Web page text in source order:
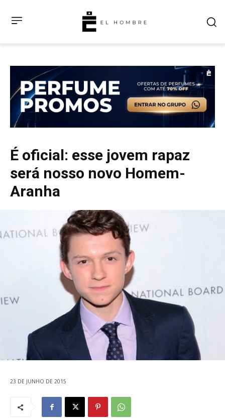
É oficial: esse jovem rapaz
será nosso novo Homem-
Aranha
23 DE JUNHO DE 2015